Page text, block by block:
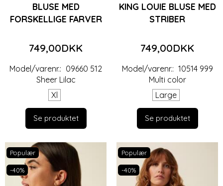
BLUSE MED
FORSKELLIGE FARVER
749,00DKK
Model/varenr.: 09660 512
Sheer Lilac
Xl
Se produktet
KING LOUIE BLUSE MED
STRIBER
749,00DKK
Model/varenr.: 10514 999
Multi color
Large
Se produktet
Populær
-40%
Populær
-40%